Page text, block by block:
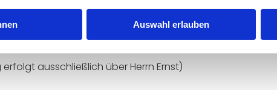
Auswahl erlauben
IoT - Mein Barometer (pdf)
ausschließlich über Herrn Ernst)